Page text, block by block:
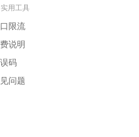
实用工具
限流
说明
码
问题
能体进行实时音视频通话
型应用的安全防护体系